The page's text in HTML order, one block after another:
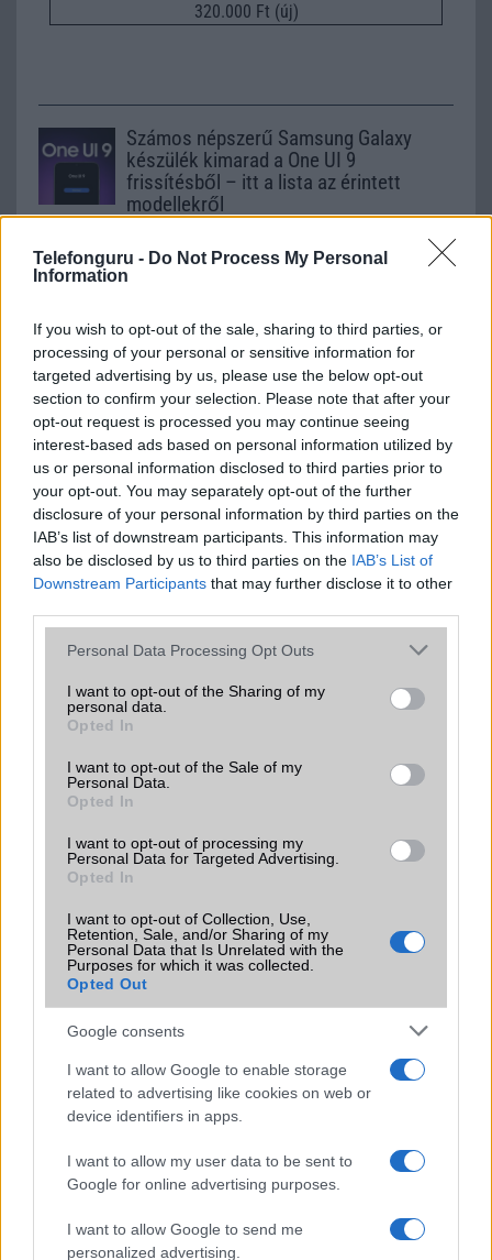
Telefonguru - Do Not Process My Personal
Information
If you wish to opt-out of the sale, sharing to third parties, or
processing of your personal or sensitive information for
targeted advertising by us, please use the below opt-out
section to confirm your selection. Please note that after your
opt-out request is processed you may continue seeing
interest-based ads based on personal information utilized by
us or personal information disclosed to third parties prior to
your opt-out. You may separately opt-out of the further
disclosure of your personal information by third parties on the
IAB’s list of downstream participants. This information may
also be disclosed by us to third parties on the IAB’s List of
Downstream Participants that may further disclose it to other
Please note that this website/app uses one or more Google
not limited to your visit or usage behaviour. You may click to
grant or deny consent to Google and its third-party tags to
use your data for below specified purposes in below Google
consent section.
Personal Data Processing Opt Outs
I want to opt-out of the Sharing of my
personal data.
Opted In
I want to opt-out of the Sale of my
Personal Data.
Opted In
I want to opt-out of processing my
Personal Data for Targeted Advertising.
Opted In
I want to opt-out of Collection, Use,
Retention, Sale, and/or Sharing of my
Personal Data that Is Unrelated with the
Purposes for which it was collected.
Opted Out
Google consents
I want to allow Google to enable storage
related to advertising like cookies on web or
device identifiers in apps.
I want to allow my user data to be sent to
Google for online advertising purposes.
I want to allow Google to send me
personalized advertising.
320.000 Ft (új)
Számos népszerű Samsung Galaxy
készülék kimarad a One UI 9
frissítésből – itt a lista az érintett
modellekről
A One UI 9 érkezése új mesterséges intelligencia-
funkciókat és továbbfejlesztett kezelőfelületet hoz,
Galaxy készülék számára ez lesz az út vége.
iPhone 18 bemutató dátum - ekkor
rántja le a leplet az Apple az új
csúcsmobilokról
2026.06.29 | Phone Arena
A szeptemberi eseményen az iPhone 18 Pro modellek
mellett a régóta pletykált hajlítható iPhone Ultra is
bemutatkozhat, miközben az áremelésekről szóló
találgatások továbbra is beárnyékolják a rajtot.
Az Android rejtett automatizmusai: hat
funkció, amely észrevétlenül könnyíti
meg a mindennapokat
2026.06.14| Android Police
Android már évek óta olyan intelligens funkciókat kínál,
amelyek maguktól dolgoznak a háttérben.
Ez a rejtett Samsung funkció teljesen
megváltoztatja a mobilhasználatot –
2026.07.12| Android Central
Az Edge Panel az egyik leghasznosabb funkció, amely
jelentősen felgyorsítja a mindennapi használatot,
miközben a Pixel telefonokból továbbra is hiányzik.
A vállalat által perelt szivárogtató szerint ilyen lesz az
iPhone Ultra (videóval)
Az Apple óvatosan készül a hajlítható iPhone-ra: a
kijelzőrendelések sokat elárulnak az iPhone Ultráról
Az Apple a 2000 dolláros hajlítható iPhone Ultra exkluzív
funkciójává teheti a valódi többablakos multitaskingot